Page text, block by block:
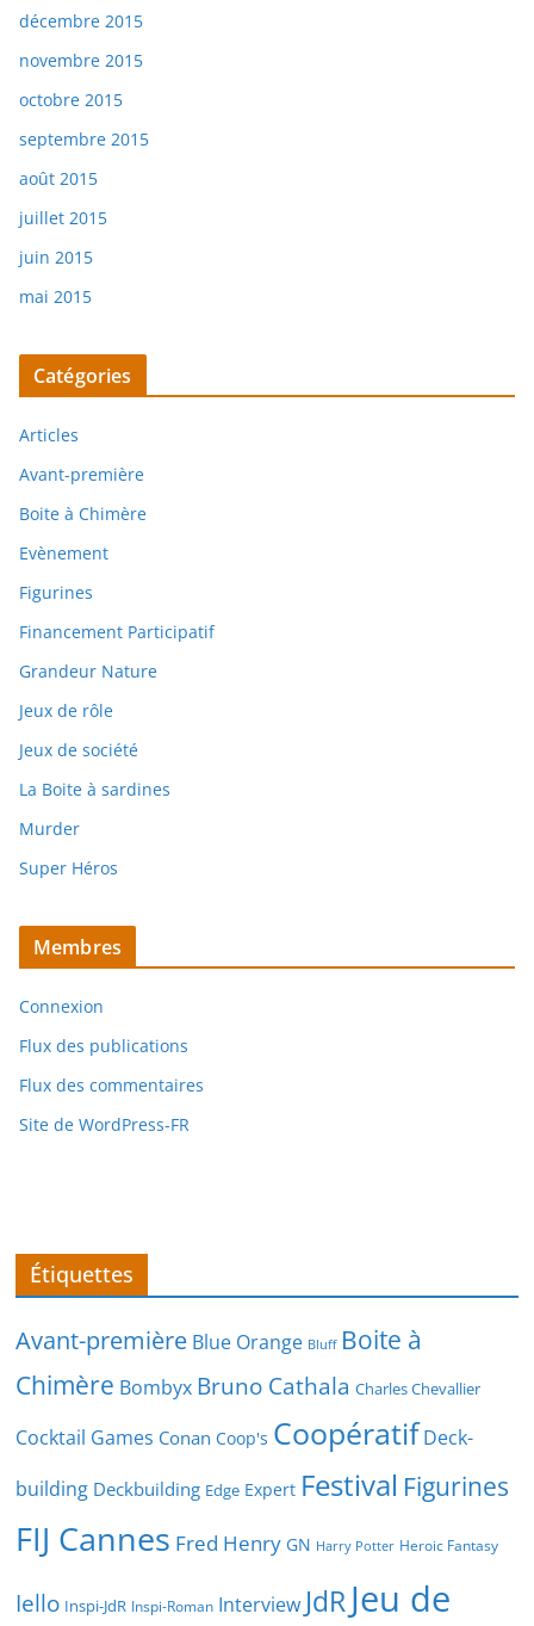
décembre 2015
novembre 2015
octobre 2015
septembre 2015
août 2015
juillet 2015
juin 2015
mai 2015
Catégories
Articles
Avant-première
Boite à Chimère
Evènement
Figurines
Financement Participatif
Grandeur Nature
Jeux de rôle
Jeux de société
La Boite à sardines
Murder
Super Héros
Membres
Connexion
Flux des publications
Flux des commentaires
Site de WordPress-FR
Étiquettes
Avant-première Blue Orange Bluff Boite à
Chimère Bombyx Bruno Cathala Charles Chevallier
Cocktail Games Conan Coop's Coopératif Deck-
building Deckbuilding Edge Expert Festival Figurines
FIJ Cannes Fred Henry GN Harry Potter Heroic Fantasy
Iello Inspi-JdR Inspi-Roman Interview JdRJeu de